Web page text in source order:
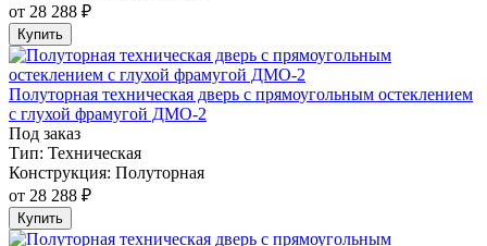
от 28 288 ₽
Купить
Полуторная техническая дверь с прямоугольным остеклением
с глухой фрамугой ДМО-2
Под заказ
Тип: Техническая
Конструкция: Полуторная
от 28 288 ₽
Купить